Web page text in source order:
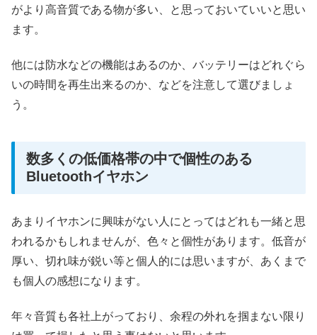
がより高音質である物が多い、と思っておいていいと思い
ます。
他には防水などの機能はあるのか、バッテリーはどれぐら
いの時間を再生出来るのか、などを注意して選びましょ
う。
数多くの低価格帯の中で個性のある
Bluetoothイヤホン
あまりイヤホンに興味がない人にとってはどれも一緒と思
われるかもしれませんが、色々と個性があります。低音が
厚い、切れ味が鋭い等と個人的には思いますが、あくまで
も個人の感想になります。
年々音質も各社上がっており、余程の外れを掴まない限り